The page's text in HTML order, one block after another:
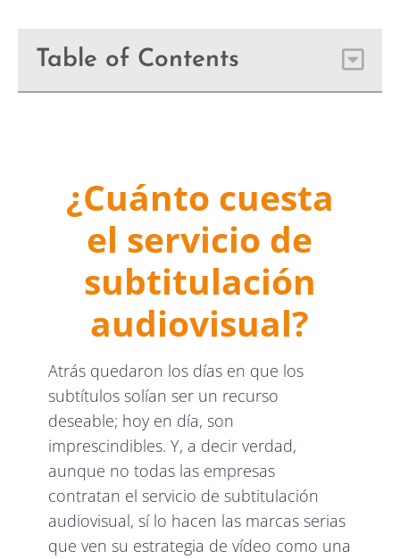
Table of Contents
¿Cuánto cuesta
el servicio de
subtitulación
audiovisual?
Atrás quedaron los días en que los
subtítulos solían ser un recurso
deseable; hoy en día, son
imprescindibles. Y, a decir verdad,
aunque no todas las empresas
contratan el servicio de subtitulación
audiovisual, sí lo hacen las marcas serias
que ven su estrategia de vídeo como una